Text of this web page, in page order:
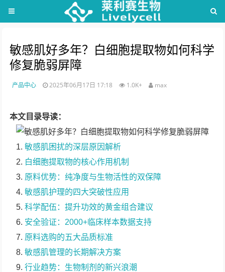
敏感肌好多年？白细胞提取物如何科学
修复脆弱屏障
产品中心 2025年06月17日 17:18 1.0K+ max
本文目录导读：
敏感肌困扰的深层原因解析
白细胞提取物的核心作用机制
原料优势：纯净度与生物活性的双保障
敏感肌护理的四大突破性应用
科学配伍：提升功效的黄金组合建议
安全验证：2000+临床样本数据支持
原料选购的五大品质标准
敏感肌管理的长期解决方案
行业趋势：生物制剂的新兴浪潮